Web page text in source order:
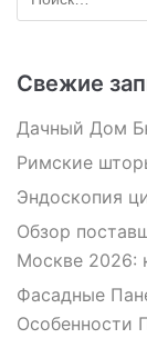
Свежие
Дачный Дом
Римские
Эндоскопия
Обзор
Москве 2026:
Фасадные
Особенности